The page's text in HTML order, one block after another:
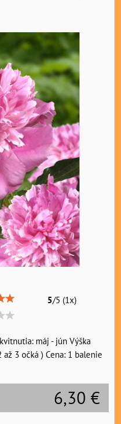
5/5 (1x)
máj - jún Výška
3 očká ) Cena: 1 balenie
6,30 €